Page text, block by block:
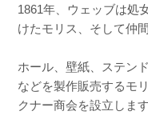
1861年、ウェッブは処
けたモリス、そして仲
ホール、壁紙、ステン
などを製作販売するモ
クナー商会を設立します